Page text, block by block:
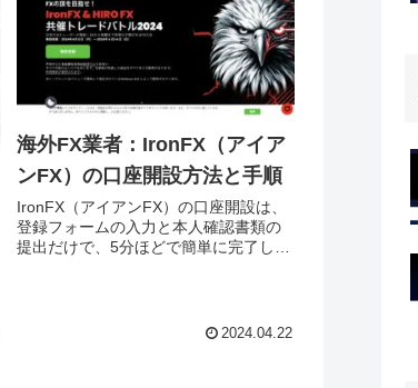
海外FX業者：IronFX（アイア
ンFX）の口座開設方法と手順
IronFX（アイアンFX）の口座開設は、
登録フォームの入力と本人確認書類の
提出だけで、5分ほどで簡単に完了しま
の口座開設手順を画像で紹介します。
2024.04.22